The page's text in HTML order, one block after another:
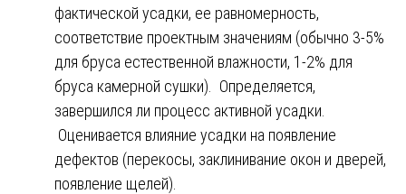
фактической усадки, ее равномерность,
соответствие проектным значениям (обычно 3-5%
для бруса естественной влажности, 1-2% для
бруса камерной сушки). Определяется,
завершился ли процесс активной усадки.
Оценивается влияние усадки на появление
дефектов (перекосы, заклинивание окон и дверей,
появление щелей).